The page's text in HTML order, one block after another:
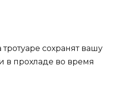
сохранят вашу
в прохладе во время